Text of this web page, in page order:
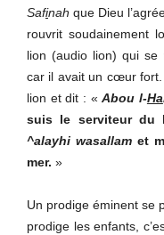
Safinah que Dieu
rouvrit soudainement
lion (audio lion) qui se
car il avait un cœur
lion et dit : «Abou l-Ha
suis le serviteur du
^alayhi wasallam et
mer. »
Un prodige éminent se
prodige les enfants,